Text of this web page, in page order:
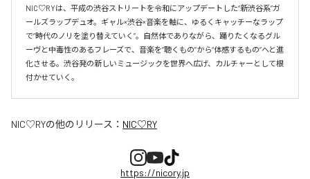
NIC♡RYは、平成の渋谷ストリートを令和にアップデートした“新渋谷系”ガ
ールズラップデュオ。ギャル×渋谷×音楽を軸に、ゆるくキャッチーなラップ
で“時代のノリを塗り替えていく”。自然体でありながら、踊りたくなるグル
ーヴと中毒性のあるフレーズで、音楽を“聴くもの”から“体感するもの”へと進
化させる。渋谷発の新しいミュージックを世界へ広げ、カルチャーとして根
付かせていく。
NIC♡RYの他のリリース： NIC♡RY
https://nicory.jp